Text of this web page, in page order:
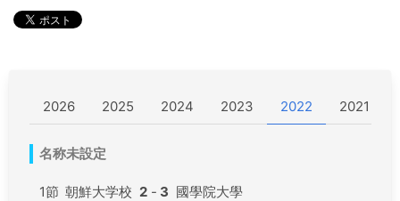
2026 2025 2024 2023 2022 2021
名称未設定
1節 朝鮮大学校 2 - 3 國學院大學